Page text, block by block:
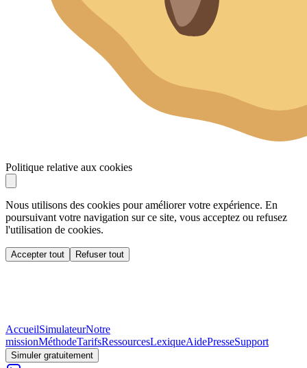
Politique relative aux cookies
Nous utilisons des cookies pour améliorer votre expérience. En
poursuivant votre navigation sur ce site, vous acceptez ou refusez
l'utilisation de cookies.
Accepter tout Refuser tout
AccueilSimulateurNotre
missionMéthodeTarifsRessourcesLexiqueAidePresseSupport
Simuler gratuitement